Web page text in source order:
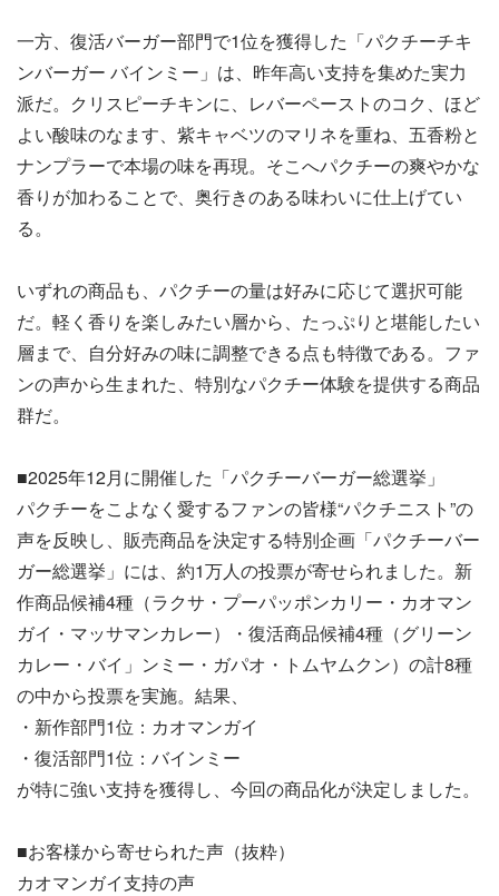
一方、復活バーガー部門で1位を獲得した「パクチーチキ
ンバーガー バインミー」は、昨年高い支持を集めた実力
派だ。クリスピーチキンに、レバーペーストのコク、ほど
よい酸味のなます、紫キャベツのマリネを重ね、五香粉と
ナンプラーで本場の味を再現。そこへパクチーの爽やかな
香りが加わることで、奥行きのある味わいに仕上げてい
る。
いずれの商品も、パクチーの量は好みに応じて選択可能
だ。軽く香りを楽しみたい層から、たっぷりと堪能したい
層まで、自分好みの味に調整できる点も特徴である。ファ
ンの声から生まれた、特別なパクチー体験を提供する商品
群だ。
■2025年12月に開催した「パクチーバーガー総選挙」
パクチーをこよなく愛するファンの皆様“パクチニスト”の
声を反映し、販売商品を決定する特別企画「パクチーバー
ガー総選挙」には、約1万人の投票が寄せられました。新
作商品候補4種（ラクサ・プーパッポンカリー・カオマン
ガイ・マッサマンカレー）・復活商品候補4種（グリーン
カレー・バイ」ンミー・ガパオ・トムヤムクン）の計8種
の中から投票を実施。結果、
・新作部門1位：カオマンガイ
・復活部門1位：バインミー
が特に強い支持を獲得し、今回の商品化が決定しました。
■お客様から寄せられた声（抜粋）
カオマンガイ支持の声